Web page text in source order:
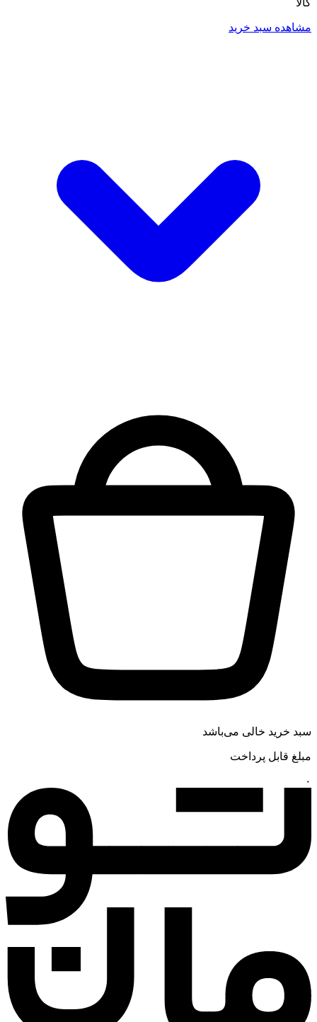
کالا
مشاهده سبد خرید
سبد خرید خالی می‌باشد
مبلغ قابل پرداخت
۰